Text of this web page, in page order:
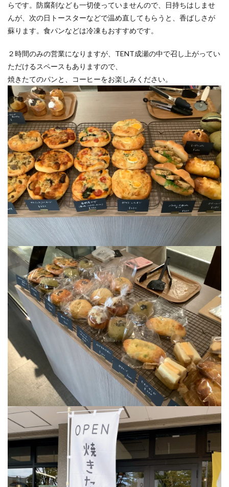
らです。防腐剤なども一切使っていませんので、日持ちはしませ
んが、次の日トースターなどで温め直してもらうと、香ばしさが
蘇ります。食パンなどは冷凍もおすすめです。
２時間のみの営業になりますが、TENT成瀬の中で召し上がってい
ただけるスペースもありますので、
焼きたてのパンと、コーヒーをお楽しみください。